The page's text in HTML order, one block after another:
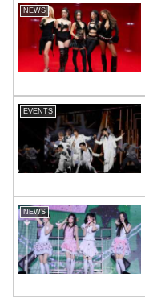
NEWS
EVENTS
NEWS